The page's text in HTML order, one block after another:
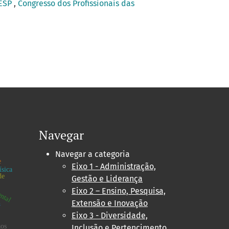
, Congresso dos Profissionais das
Navegar
Navegar a categoria
Eixo 1 - Administração,
Gestão e Liderança
Eixo 2 – Ensino, Pesquisa,
Extensão e Inovação
Eixo 3 - Diversidade,